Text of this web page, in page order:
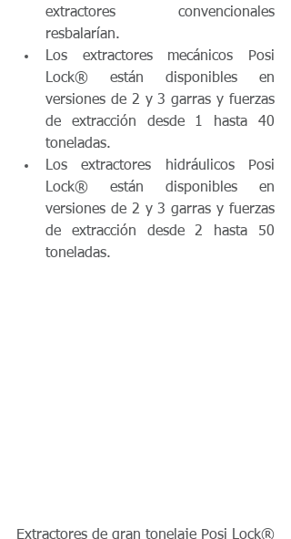
extractores convencionales
resbalarían.
Los extractores mecánicos Posi
Lock® están disponibles en
versiones de 2 y 3 garras y fuerzas
de extracción desde 1 hasta 40
toneladas.
Los extractores hidráulicos Posi
Lock® están disponibles en
versiones de 2 y 3 garras y fuerzas
de extracción desde 2 hasta 50
toneladas.
Extractores de gran tonelaje Posi Lock®